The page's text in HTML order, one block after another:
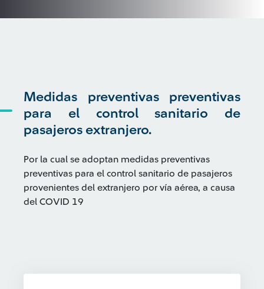
Medidas preventivas preventivas
para el control sanitario de
pasajeros extranjero.
Por la cual se adoptan medidas preventivas
preventivas para el control sanitario de pasajeros
provenientes del extranjero por vía aérea, a causa
del COVID 19